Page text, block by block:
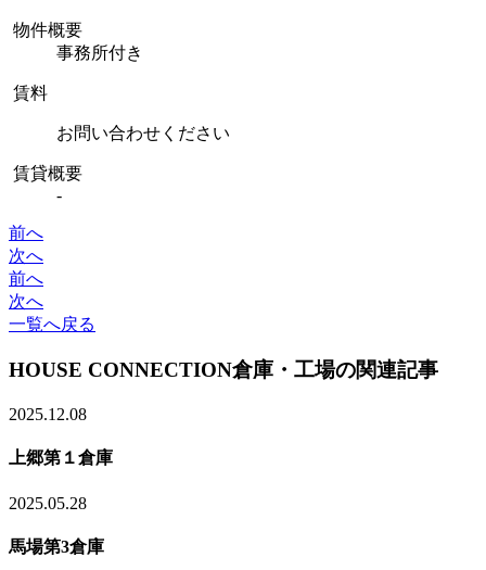
物件概要
事務所付き
賃料
お問い合わせください
賃貸概要
-
前へ
次へ
前へ
次へ
一覧へ戻る
HOUSE CONNECTION倉庫・工場の関連記事
2025.12.08
上郷第１倉庫
2025.05.28
馬場第3倉庫